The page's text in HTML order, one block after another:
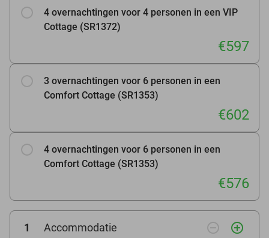
4 overnachtingen voor 4 personen in een VIP
Cottage (SR1372)
€597
3 overnachtingen voor 6 personen in een
Comfort Cottage (SR1353)
€602
4 overnachtingen voor 6 personen in een
Comfort Cottage (SR1353)
€576
1 Accommodatie remove_circle_outline add_circle_outline